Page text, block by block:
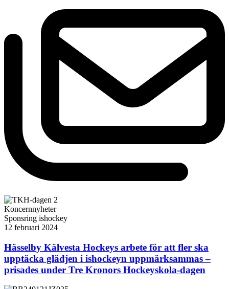
Koncernnyheter
Sponsring ishockey
12 februari 2024
Hässelby Kälvesta Hockeys arbete för att fler ska
upptäcka glädjen i ishockeyn uppmärksammas –
prisades under Tre Kronors Hockeyskola-dagen